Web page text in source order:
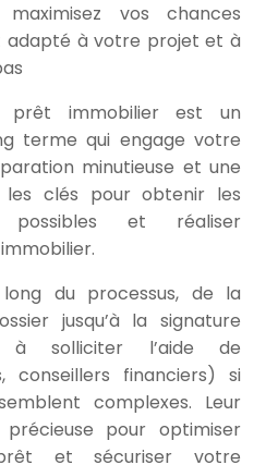
vos chances
adapté à votre projet et à
prêt immobilier est un
terme qui engage votre
minutieuse et une
les clés pour obtenir les
possibles et réaliser
du processus, de la
jusqu’à la signature
à solliciter l’aide de
conseillers financiers) si
complexes. Leur
pour optimiser
et sécuriser votre